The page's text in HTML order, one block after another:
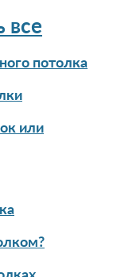
все
потолка
или